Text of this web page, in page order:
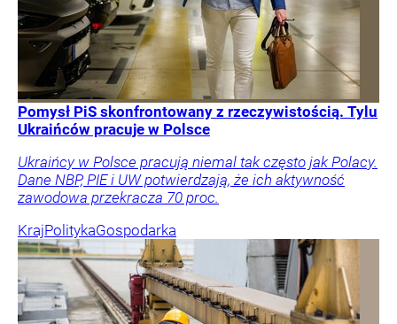
Pomysł PiS skonfrontowany z rzeczywistością. Tylu
Ukraińców pracuje w Polsce
Ukraińcy w Polsce pracują niemal tak często jak Polacy.
Dane NBP, PIE i UW potwierdzają, że ich aktywność
zawodowa przekracza 70 proc.
KrajPolitykaGospodarka